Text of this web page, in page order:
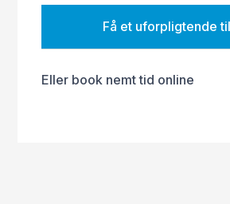
Få et uforpligtende
Eller book nemt tid online